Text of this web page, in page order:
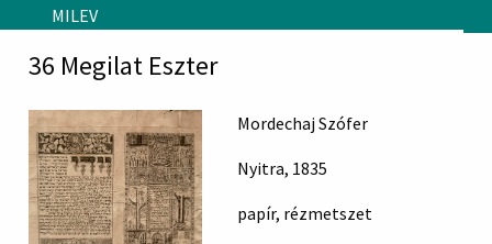
Skip to main content
MILEV
36 Megilat Eszter
Mordechaj Szófer
Nyitra, 1835
papír, rézmetszet